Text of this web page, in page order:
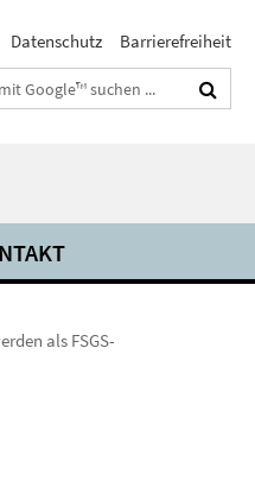
Datenschutz Barrierefreiheit
als FSGS-